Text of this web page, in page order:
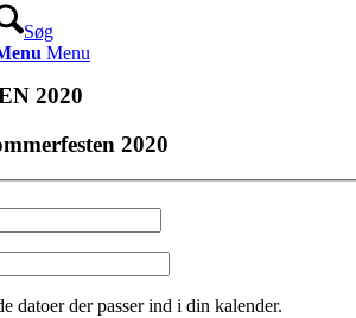
Søg
Menu
2020
2020
datoer der passer ind i din kalender.